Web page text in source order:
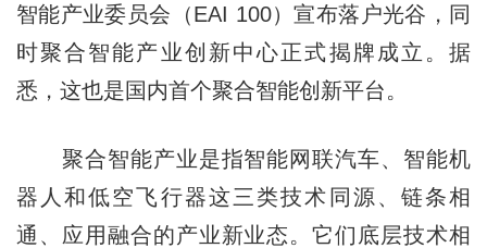
智能产业委员会（EAI 100）宣布落户光谷，同
时聚合智能产业创新中心正式揭牌成立。据
悉，这也是国内首个聚合智能创新平台。
聚合智能产业是指智能网联汽车、智能机
器人和低空飞行器这三类技术同源、链条相
通、应用融合的产业新业态。它们底层技术相